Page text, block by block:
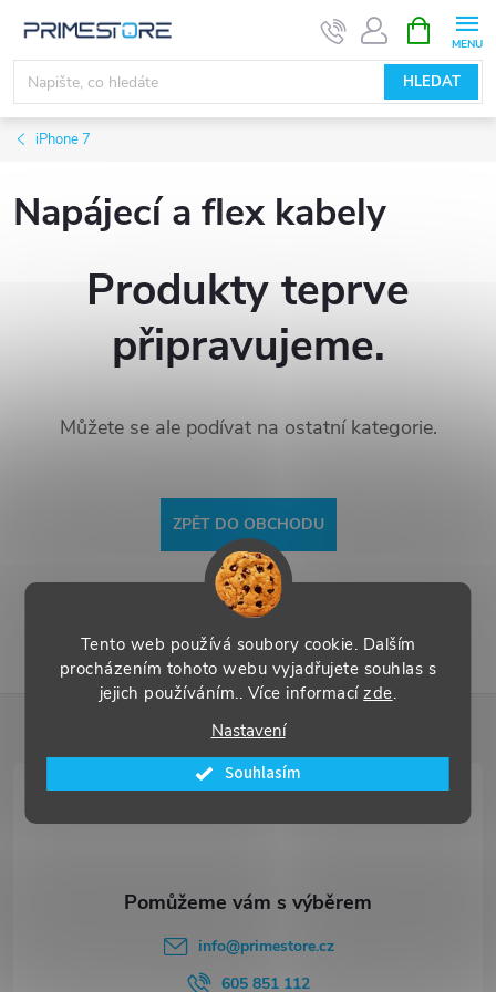
Tento web používá soubory cookie. Dalším
procházením tohoto webu vyjadřujete souhlas s
jejich používáním.. Více informacízde.
Nastavení
Souhlasím
obsah
HLEDAT
NÁKUPNÍ
KOŠÍK
iPhone 7
Napájecí a flex kabely
Produkty teprve
připravujeme.
Můžete se ale podívat na ostatní kategorie.
ZPĚT DO OBCHODU
info@primestore.cz
605 851 112